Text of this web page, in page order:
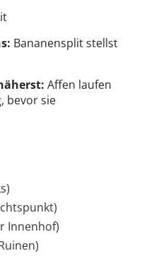
Bananensplit stellst
Affen laufen
bevor sie
Innenhof)